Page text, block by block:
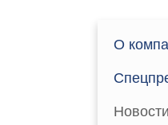
О
Новости